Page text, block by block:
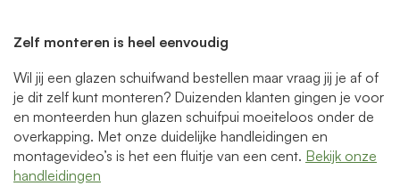
Zelf monteren is heel eenvoudig
Wil jij een glazen schuifwand bestellen maar vraag jij je af of
je dit zelf kunt monteren? Duizenden klanten gingen je voor
en monteerden hun glazen schuifpui moeiteloos onder de
overkapping. Met onze duidelijke handleidingen en
montagevideo’s is het een fluitje van een cent. Bekijk onze
handleidingen